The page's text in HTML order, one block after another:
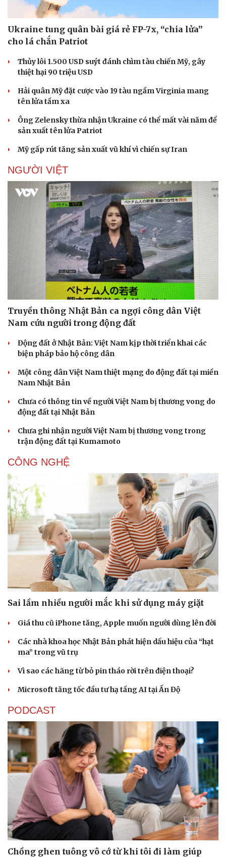
Thông tin doanh nghiệp
Doanh nghiệp 24h
Vì cộng đồng
Sành điệu
Chuyển đổi số
Sức khỏe
Dinh dưỡng - món ngon
Cây thuốc
Sản phụ khoa
Nhi khoa
Nam khoa
Làm đẹp - giảm cân
Phòng mạch online
Ăn sạch sống khỏe
Đời sống
Nhà đẹp
Blog
Tình yêu - Gia đình
Ukraine tung quân bài giá rẻ FP-7x, “chia lửa”
cho lá chắn Patriot
Thủy lôi 1.500 USD suýt đánh chìm tàu chiến Mỹ, gây
thiệt hại 90 triệu USD
Hải quân Mỹ đặt cược vào 19 tàu ngầm Virginia mang
tên lửa tầm xa
Ông Zelensky thừa nhận Ukraine có thể mất vài năm để
sản xuất tên lửa Patriot
Mỹ gấp rút tăng sản xuất vũ khí vì chiến sự Iran
NGƯỜI VIỆT
Truyền thông Nhật Bản ca ngợi công dân Việt
Nam cứu người trong động đất
Động đất ở Nhật Bản: Việt Nam kịp thời triển khai các
biện pháp bảo hộ công dân
Một công dân Việt Nam thiệt mạng do động đất tại miền
Nam Nhật Bản
Chưa có thông tin về người Việt Nam bị thương vong do
động đất tại Nhật Bản
Chưa ghi nhận người Việt Nam bị thương vong trong
trận động đất tại Kumamoto
CÔNG NGHỆ
Sai lầm nhiều người mắc khi sử dụng máy giặt
Giá thu cũ iPhone tăng, Apple muốn người dùng lên đời
Các nhà khoa học Nhật Bản phát hiện dấu hiệu của “hạt
ma” trong vũ trụ
Vì sao các hãng từ bỏ pin tháo rời trên điện thoại?
Microsoft tăng tốc đầu tư hạ tầng AI tại Ấn Độ
PODCAST
Chồng ghen tuông vô cớ từ khi tôi đi làm giúp